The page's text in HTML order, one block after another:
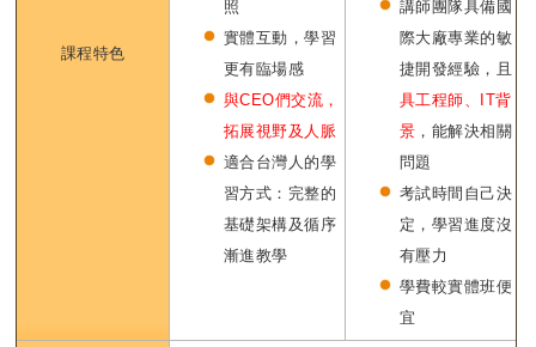
課程特色
照
實體互動，學習
更有臨場感
與CEO們交流，
拓展視野及人脈
適合台灣人的學
習方式：完整的
基礎架構及循序
漸進教學
講師團隊具備國
際大廠專業的敏
捷開發經驗，且
具工程師、IT背
景 ，能解決相關
問題
考試時間自己決
定，學習進度沒
有壓力
學費較實體班便
宜